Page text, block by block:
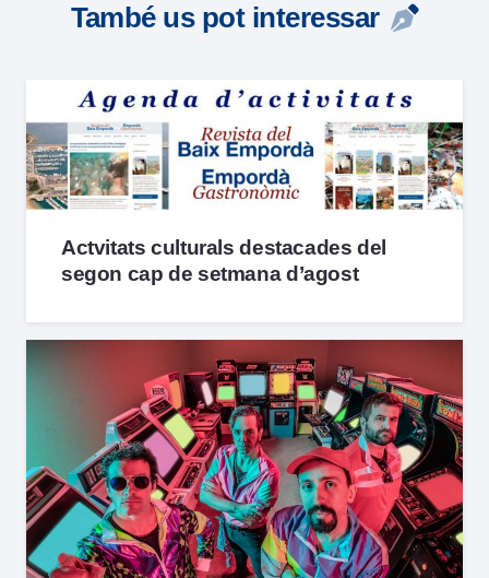
També us pot interessar
Actvitats culturals destacades del
segon cap de setmana d’agost